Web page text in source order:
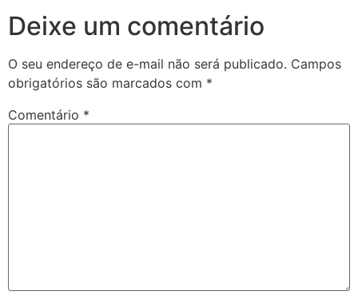
Deixe um comentário
O seu endereço de e-mail não será publicado. Campos
obrigatórios são marcados com *
Comentário *